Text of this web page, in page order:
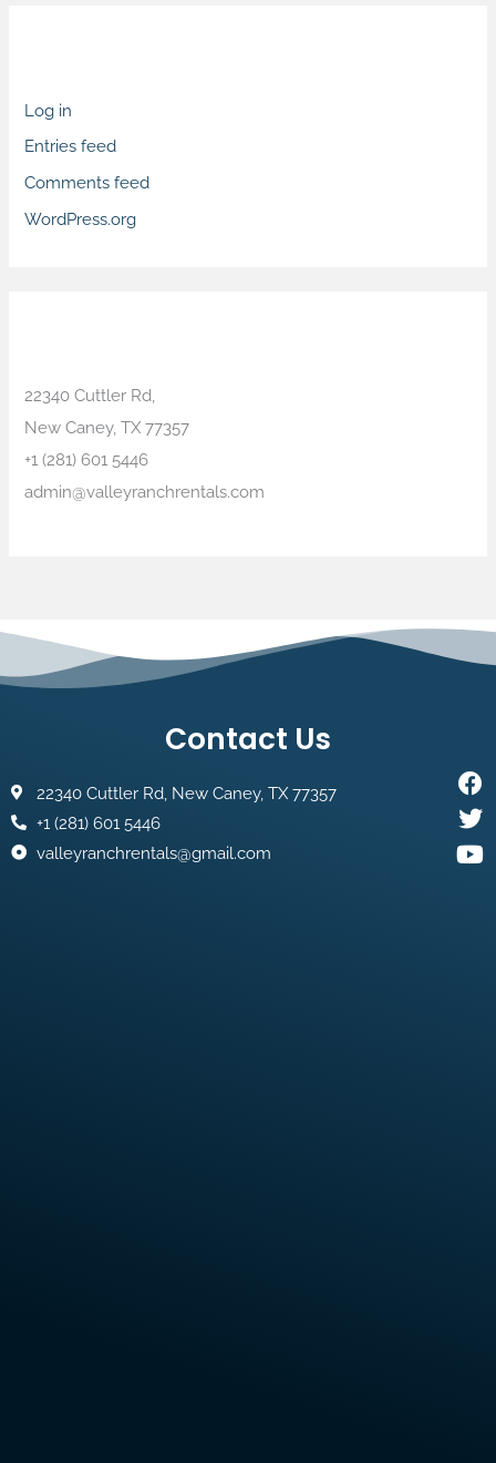
Log in
Entries feed
Comments feed
WordPress.org
22340 Cuttler Rd,
New Caney, TX 77357
+1 (281) 601 5446
admin@valleyranchrentals.com
Contact Us
22340 Cuttler Rd, New Caney, TX 77357
+1 (281) 601 5446
valleyranchrentals@gmail.com